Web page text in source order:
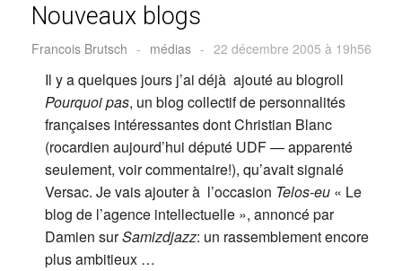
Nouveaux blogs
Francois Brutsch - médias - 22 décembre 2005 à 19h56
Il y a quelques jours j’ai déjà ajouté au blogroll
Pourquoi pas, un blog collectif de personnalités
françaises intéressantes dont Christian Blanc
(rocardien aujourd’hui député UDF — apparenté
seulement, voir commentaire!), qu’avait signalé
Versac. Je vais ajouter à l’occasion Telos-eu « Le
blog de l’agence intellectuelle », annoncé par
Damien surSamizdjazz: un rassemblement encore
plus ambitieux …